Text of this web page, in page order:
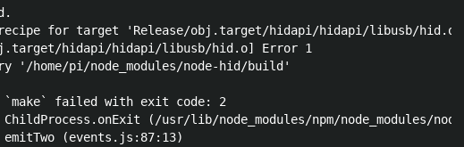
for target 'Release/obj.target/hidapi/hidapi/libusb/hid.o'
hidapi/hidapi/libusb/hid.o] Error 1
'/home/pi/node_modules/node-hid/build'
`make` failed with exit code: 2
(/usr/lib/node_modules/npm/node_modules/
(events.js:87:13)